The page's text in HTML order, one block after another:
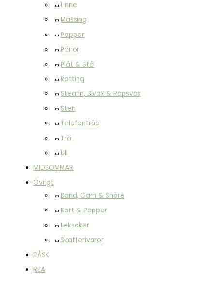
Linne
Mässing
Papper
Pärlor
Plåt & Stål
Rotting
Stearin, Bivax & Rapsvax
Sten
Telefontråd
Trä
Ull
MIDSOMMAR
Övrigt
Band, Garn & Snöre
Kort & Papper
Leksaker
Skafferivaror
PÅSK
REA